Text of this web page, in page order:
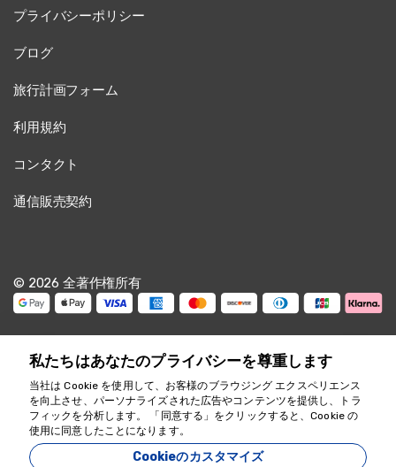
プライバシーポリシー
ブログ
旅行計画フォーム
利用規約
コンタクト
通信販売契約
© 2026 全著作権所有
18349
私たちはあなたのプライバシーを尊重します
当社は Cookie を使用して、お客様のブラウジング エクスペリエンス
を向上させ、パーソナライズされた広告やコンテンツを提供し、トラ
フィックを分析します。 「同意する」をクリックすると、Cookie の
使用に同意したことになります。
Cookieのカスタマイズ
お手伝いします